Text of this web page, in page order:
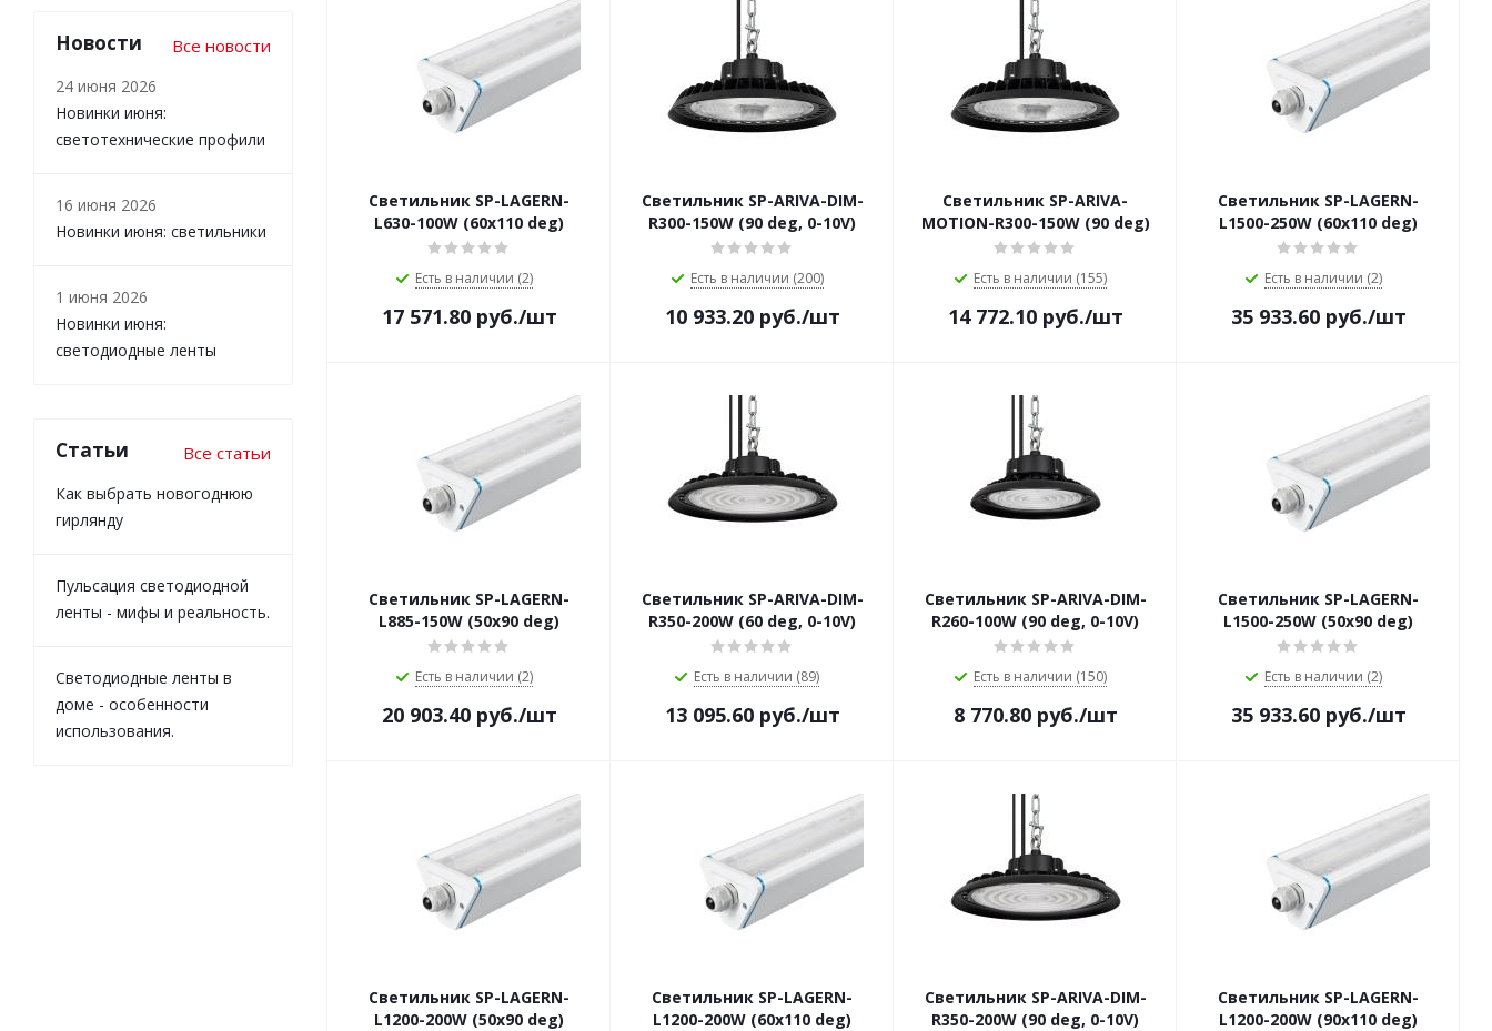
Светильник SP-LAGERN-
L630-100W (60х110 deg)
Есть в наличии (2)
17 571.80руб./шт
Светильник SP-ARIVA-DIM-
R300-150W (90 deg, 0-10V)
Есть в наличии (200)
10 933.20руб./шт
Светильник SP-ARIVA-
MOTION-R300-150W (90 deg)
Есть в наличии (155)
14 772.10руб./шт
Светильник SP-LAGERN-
L1500-250W (60х110 deg)
Есть в наличии (2)
35 933.60руб./шт
Светильник SP-LAGERN-
L885-150W (50х90 deg)
Есть в наличии (2)
20 903.40руб./шт
Светильник SP-ARIVA-DIM-
R350-200W (60 deg, 0-10V)
Есть в наличии (89)
13 095.60руб./шт
Светильник SP-ARIVA-DIM-
R260-100W (90 deg, 0-10V)
Есть в наличии (150)
8 770.80руб./шт
Светильник SP-LAGERN-
L1500-250W (50х90 deg)
Есть в наличии (2)
35 933.60руб./шт
Светильник SP-LAGERN-
L1200-200W (50х90 deg)
Светильник SP-LAGERN-
L1200-200W (60х110 deg)
Светильник SP-ARIVA-DIM-
R350-200W (90 deg, 0-10V)
Светильник SP-LAGERN-
L1200-200W (90х110 deg)
Новости Все новости
24 июня 2026
Новинки июня:
светотехнические профили
16 июня 2026
Новинки июня: светильники
1 июня 2026
Новинки июня:
светодиодные ленты
Статьи Все статьи
Как выбрать новогоднюю
гирлянду
Пульсация светодиодной
ленты - мифы и реальность.
Светодиодные ленты в
доме - особенности
использования.